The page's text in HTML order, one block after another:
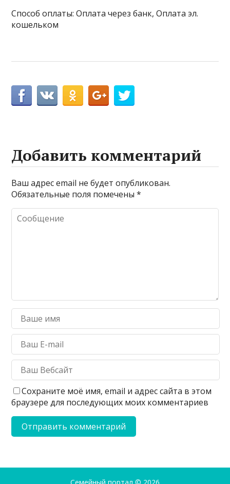
Способ оплаты: Оплата через банк, Оплата эл.
кошельком
Добавить комментарий
Ваш адрес email не будет опубликован.
Обязательные поля помечены*
Сохраните моё имя, email и адрес сайта в этом
браузере для последующих моих комментариев